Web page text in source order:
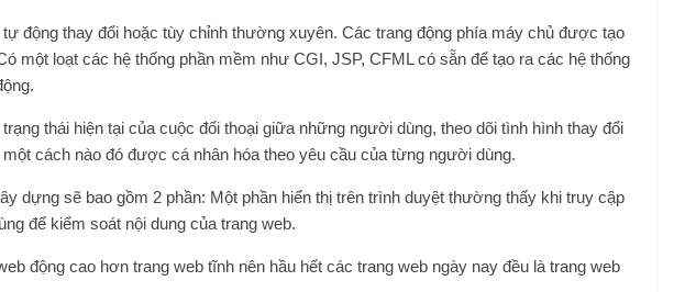
tự động thay đổi hoặc tùy chỉnh thường xuyên. Các trang động phía máy chủ được tạo
một loạt các hệ thống phần mềm như CGI, JSP, CFML có sẵn để tạo ra các hệ thống
thái hiện tại của cuộc đối thoại giữa những người dùng, theo dõi tình hình thay đổi
cách nào đó được cá nhân hóa theo yêu cầu của từng người dùng.
dựng sẽ bao gồm 2 phần: Một phần hiển thị trên trình duyệt thường thấy khi truy cập
để kiểm soát nội dung của trang web.
động cao hơn trang web tĩnh nên hầu hết các trang web ngày nay đều là trang web